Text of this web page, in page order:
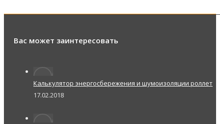
Вас может заинтересовать
Калькулятор энергосбережения и шумоизоляции роллет
17.02.2018